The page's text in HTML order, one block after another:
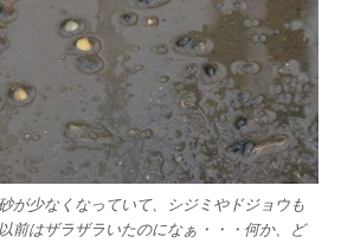
が少なくなっていて、シジミやドジョウも
前はザラザラいたのになぁ・・・何か、ど